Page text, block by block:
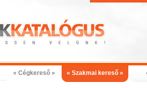
« Cégkereső » « Szakmai kereső »